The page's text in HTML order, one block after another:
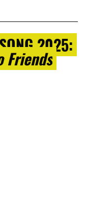
2025:
Friends